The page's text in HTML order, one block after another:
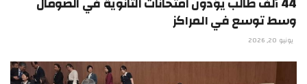
وسط توسع في المراكز
يونيو 20, 2026